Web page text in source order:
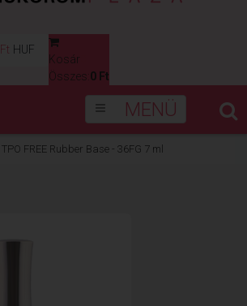
Ft HUF
Kosár
Összes: 0 Ft
MENÜ
TPO FREE Rubber Base - 36FG 7 ml